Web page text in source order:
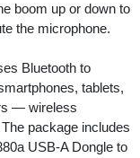
boom up or down to
the microphone.
Bluetooth to
tablets,
— wireless
package includes
USB-A Dongle to